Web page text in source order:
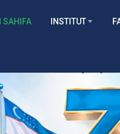
SAHIFA INSTITUT